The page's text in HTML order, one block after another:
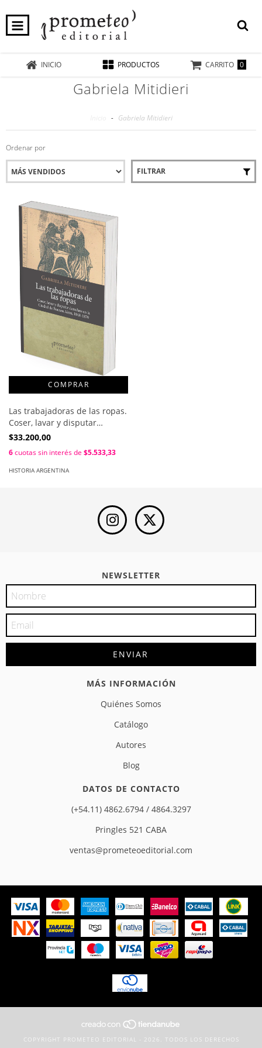
INICIO PRODUCTOS CARRITO 0
Gabriela Mitidieri
- Gabriela Mitidieri
Ordenar por
FILTRAR
Las trabajadoras de las ropas.
Coser, lavar y disputar
derechos en la ciudad de
Gabriela Mitidieri
$33.200,00
6cuotas sin interés de $5.533,33
HISTORIA ARGENTINA
NEWSLETTER
MÁS INFORMACIÓN
Quiénes Somos
Catálogo
Autores
Blog
DATOS DE CONTACTO
(+54.11) 4862.6794 / 4864.3297
Pringles 521 CABA
ventas@prometeoeditorial.com
COPYRIGHT PROMETEO EDITORIAL - 2026. TODOS LOS DERECHOS